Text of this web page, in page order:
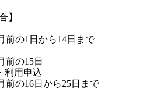
】
前の1日から14日まで
前の15日
利用申込
前の16日から25日まで